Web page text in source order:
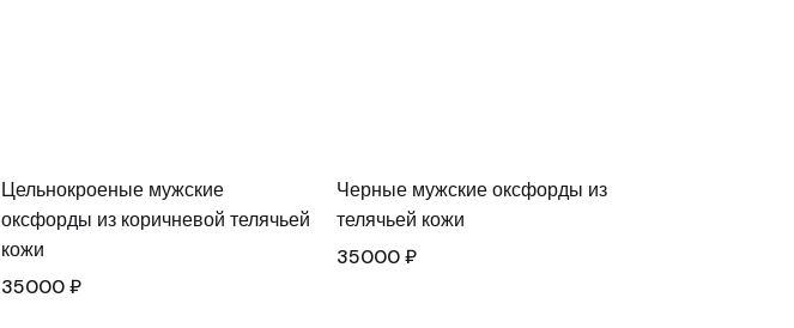
Цельнокроеные мужские
оксфорды из коричневой телячьей
кожи
35000₽
Черные мужские оксфорды из
телячьей кожи
35000₽